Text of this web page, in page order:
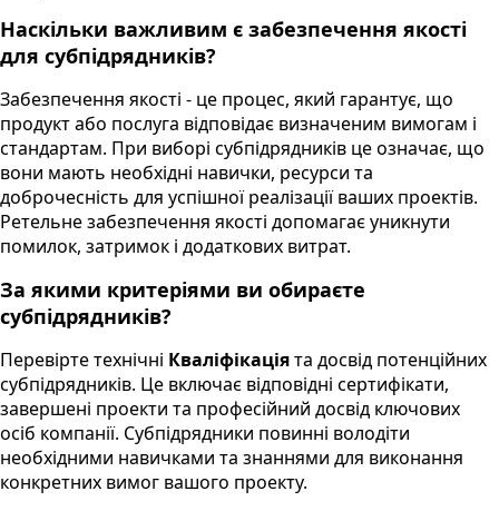
Наскільки важливим є забезпечення якості
для субпідрядників?
Забезпечення якості - це процес, який гарантує, що
продукт або послуга відповідає визначеним вимогам і
стандартам. При виборі субпідрядників це означає, що
вони мають необхідні навички, ресурси та
доброчесність для успішної реалізації ваших проектів.
Ретельне забезпечення якості допомагає уникнути
помилок, затримок і додаткових витрат.
За якими критеріями ви обираєте
субпідрядників?
Перевірте технічні Кваліфікаціята досвід потенційних
субпідрядників. Це включає відповідні сертифікати,
завершені проекти та професійний досвід ключових
осіб компанії. Субпідрядники повинні володіти
необхідними навичками та знаннями для виконання
конкретних вимог вашого проекту.